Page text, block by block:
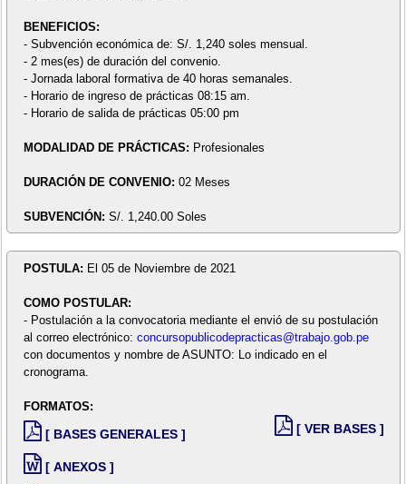
BENEFICIOS:
- Subvención económica de: S/. 1,240 soles mensual.
- 2 mes(es) de duración del convenio.
- Jornada laboral formativa de 40 horas semanales.
- Horario de ingreso de prácticas 08:15 am.
- Horario de salida de prácticas 05:00 pm
MODALIDAD DE PRÁCTICAS: Profesionales
DURACIÓN DE CONVENIO: 02 Meses
SUBVENCIÓN: S/. 1,240.00 Soles
POSTULA: El 05 de Noviembre de 2021
COMO POSTULAR:
- Postulación a la convocatoria mediante el envió de su postulación
al correo electrónico: concursopublicodepracticas@trabajo.gob.pe
con documentos y nombre de ASUNTO: Lo indicado en el
cronograma.
FORMATOS:
[ BASES GENERALES ]
[ ANEXOS ]
[ VER BASES ]